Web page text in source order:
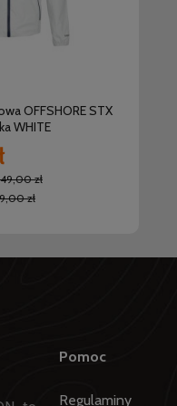
OFFSHORE STX
WHITE
zł
zł
Pomoc
Regulaminy